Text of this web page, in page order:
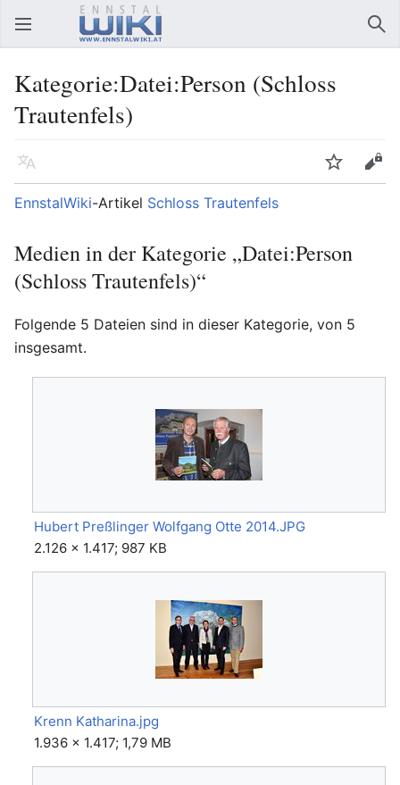
Hauptmenü öffnen
Kategorie:Datei:Person (Schloss
Trautenfels)
Sprache Beobachten
Bearbeiten
EnnstalWiki-Artikel Schloss Trautenfels
Medien in der Kategorie „Datei:Person
(Schloss Trautenfels)“
Folgende 5 Dateien sind in dieser Kategorie, von 5
insgesamt.
Hubert Preßlinger Wolfgang Otte 2014.JPG
2.126 × 1.417; 987 KB
Krenn Katharina.jpg
1.936 × 1.417; 1,79 MB